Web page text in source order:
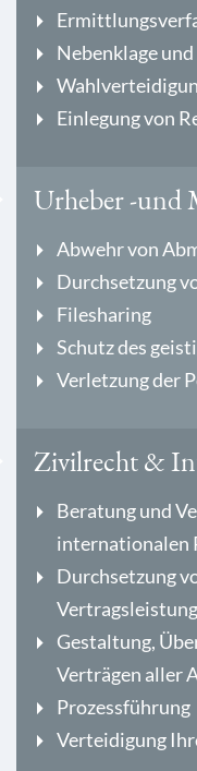
Nebenklage
Einlegung von
Urheber -und
Abwehr von
Durchsetzung
Filesharing
Schutz des
Verletzung der
Zivilrecht &
Beratung und
internationalen
Durchsetzung
Gestaltung,
Verträgen aller
Prozessführung
Verteidigung